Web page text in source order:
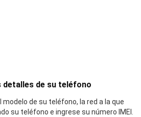
detalles de su teléfono
modelo de su teléfono, la red a la que
su teléfono e ingrese su número IMEI.